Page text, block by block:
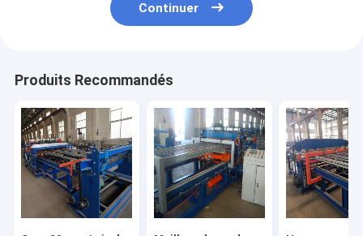
Continuer
Produits Recommandés